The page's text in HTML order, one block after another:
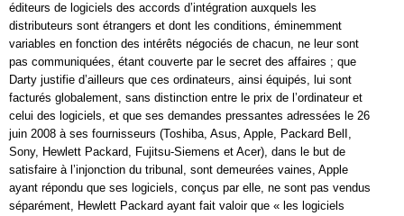
éditeurs de logiciels des accords d’intégration auxquels les
distributeurs sont étrangers et dont les conditions, éminemment
variables en fonction des intérêts négociés de chacun, ne leur sont
pas communiquées, étant couverte par le secret des affaires ; que
Darty justifie d’ailleurs que ces ordinateurs, ainsi équipés, lui sont
facturés globalement, sans distinction entre le prix de l’ordinateur et
celui des logiciels, et que ses demandes pressantes adressées le 26
juin 2008 à ses fournisseurs (Toshiba, Asus, Apple, Packard BelI,
Sony, Hewlett Packard, Fujitsu-Siemens et Acer), dans le but de
satisfaire à l’injonction du tribunal, sont demeurées vaines, Apple
ayant répondu que ses logiciels, conçus par elle, ne sont pas vendus
séparément, Hewlett Packard ayant fait valoir que « les logiciels